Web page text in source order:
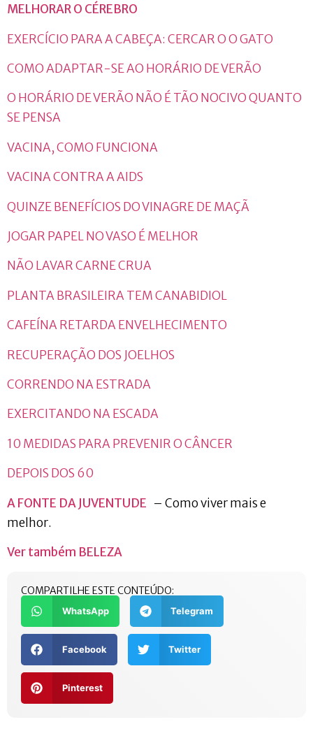
MELHORAR O CÉREBRO
EXERCÍCIO PARA A CABEÇA: CERCAR O O GATO
COMO ADAPTAR-SE AO HORÁRIO DE VERÃO
O HORÁRIO DE VERÃO NÃO É TÃO NOCIVO QUANTO
SE PENSA
VACINA, COMO FUNCIONA
VACINA CONTRA A AIDS
QUINZE BENEFÍCIOS DO VINAGRE DE MAÇÃ
JOGAR PAPEL NO VASO É MELHOR
NÃO LAVAR CARNE CRUA
PLANTA BRASILEIRA TEM CANABIDIOL
CAFEÍNA RETARDA ENVELHECIMENTO
RECUPERAÇÃO DOS JOELHOS
CORRENDO NA ESTRADA
EXERCITANDO NA ESCADA
10 MEDIDAS PARA PREVENIR O CÂNCER
DEPOIS DOS 60
A FONTE DA JUVENTUDE – Como viver mais e
melhor.
Ver também BELEZA
COMPARTILHE ESTE CONTEÚDO:
WhatsApp Telegram
Facebook Twitter
Pinterest